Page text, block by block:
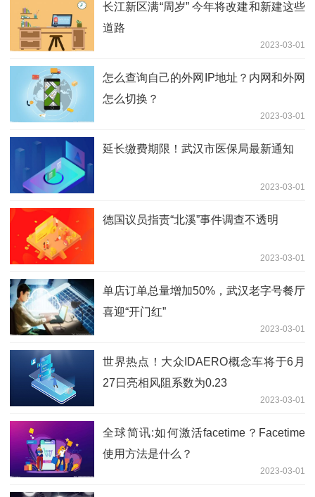
长江新区满“周岁” 今年将改建和新建这些
道路
2023-03-01
怎么查询自己的外网IP地址？内网和外网
怎么切换？
2023-03-01
延长缴费期限！武汉市医保局最新通知
2023-03-01
德国议员指责“北溪”事件调查不透明
2023-03-01
单店订单总量增加50%，武汉老字号餐厅
喜迎“开门红”
2023-03-01
世界热点！大众IDAERO概念车将于6月
27日亮相风阻系数为0.23
2023-03-01
全球简讯:如何激活facetime？Facetime
使用方法是什么？
2023-03-01